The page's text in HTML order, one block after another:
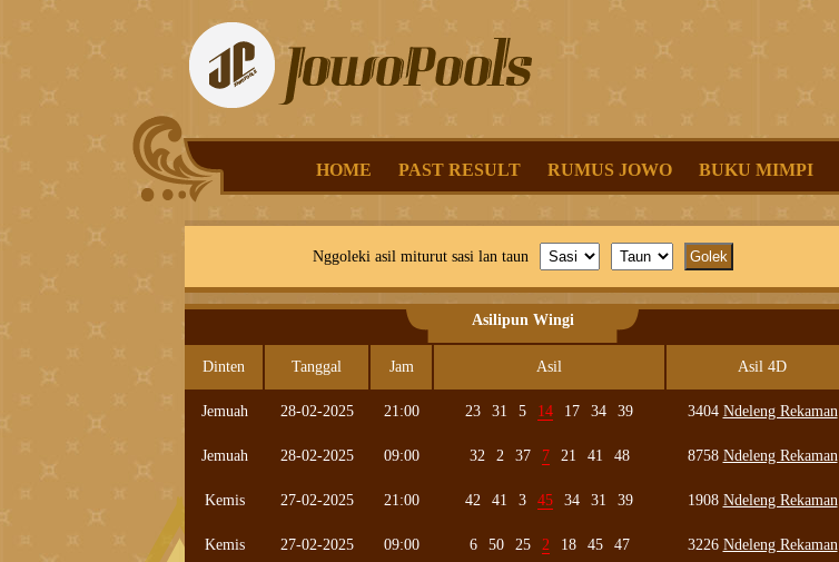
HOME PAST RESULT RUMUS JOWO BUKU MIMPI
Nggoleki asil miturut sasi lan taun
Asilipun Wingi
Dinten Tanggal Jam Asil Asil 4D
Jemuah 28-02-2025 21:00 23 31 5 14 17 34 39 3404 Ndeleng Rekaman
Jemuah 28-02-2025 09:00 32 2 37 7 21 41 48 8758 Ndeleng Rekaman
Kemis 27-02-2025 21:00 42 41 3 45 34 31 39 1908 Ndeleng Rekaman
Kemis 27-02-2025 09:00 6 50 25 2 18 45 47 3226 Ndeleng Rekaman